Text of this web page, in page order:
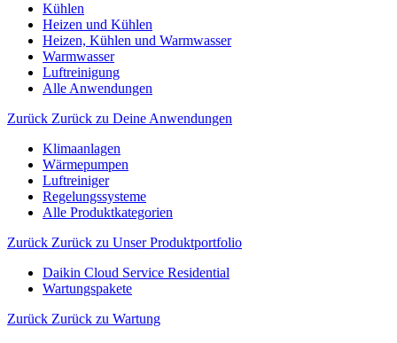
Kühlen
Heizen und Kühlen
Heizen, Kühlen und Warmwasser
Warmwasser
Luftreinigung
Alle Anwendungen
Zurück Zurück zu Deine Anwendungen
Klimaanlagen
Wärmepumpen
Luftreiniger
Regelungssysteme
Alle Produktkategorien
Zurück Zurück zu Unser Produktportfolio
Daikin Cloud Service Residential
Wartungspakete
Zurück Zurück zu Wartung